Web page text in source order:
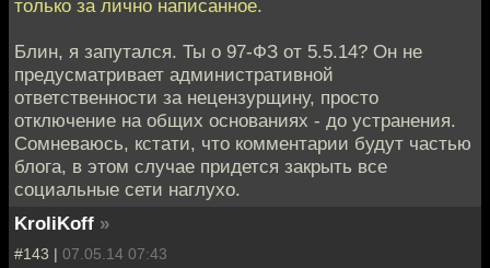
только за лично написанное.
Блин, я запутался. Ты о 97-ФЗ от 5.5.14? Он не
предусматривает административной
ответственности за нецензурщину, просто
отключение на общих основаниях - до устранения.
Сомневаюсь, кстати, что комментарии будут частью
блога, в этом случае придется закрыть все
социальные сети наглухо.
KroliKoff »
#143 | 07.05.14 07:43